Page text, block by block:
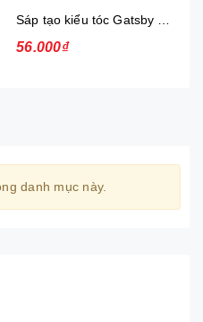
56.000₫
danh mục này.